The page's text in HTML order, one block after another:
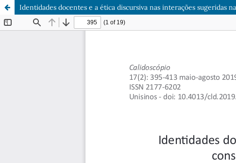
Identidades docentes e a ética discursiva nas interações sugeridas